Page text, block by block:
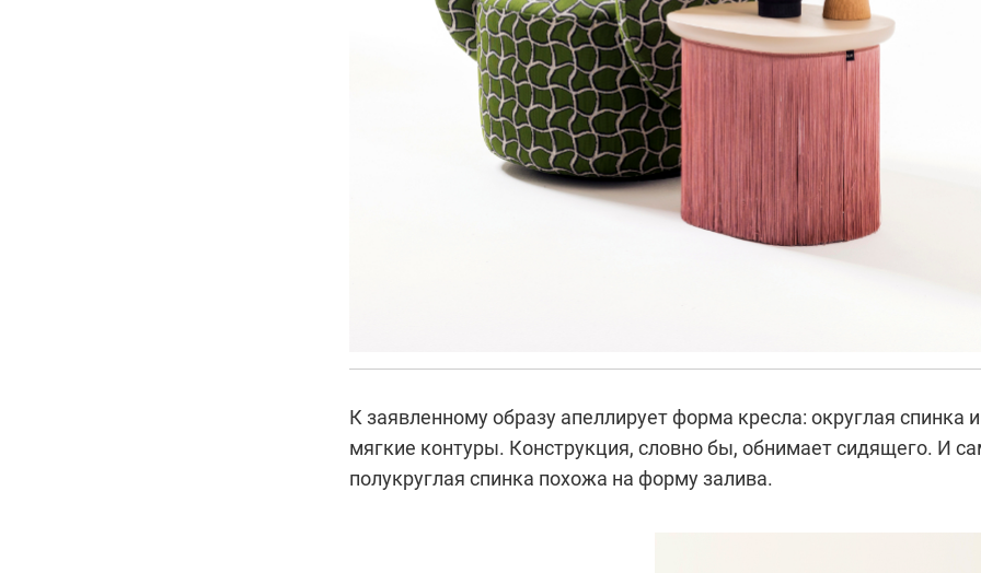
К заявленному образу апеллирует форма кресла: округлая спинка и
мягкие контуры. Конструкция, словно бы, обнимает сидящего. И
полукруглая спинка похожа на форму залива.